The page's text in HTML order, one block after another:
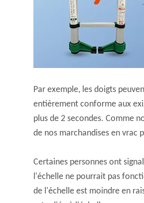
Par exemple, les doigts
entièrement conforme aux
plus de 2 secondes. Comme
de nos marchandises en vrac
Certaines personnes ont
l'échelle ne pourrait pas
de l'échelle est moindre en